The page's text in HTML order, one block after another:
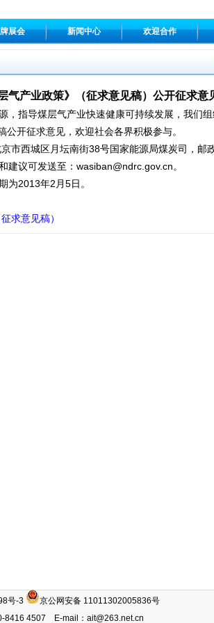
展会 新闻中心 欢迎合作
层气产业政策》（征求意见稿）公开征求意
指导煤层气产业快速健康可持续发展，我们
开征求意见，欢迎社会各界积极参与。
市西城区月坛南街38号国家能源局煤炭司，邮
建议可发送至：wasiban@ndrc.gov.cn。
为2013年2月5日。
求意见稿）
号-3
京公网安备 11011302005836号
8416 4507 E-mail：ait@263.net.cn